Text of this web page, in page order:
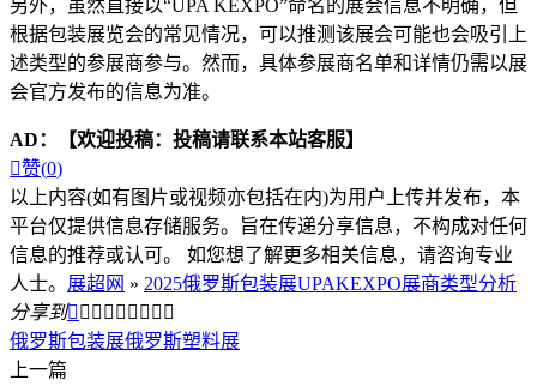
另外，虽然直接以“UPA KEXPO”命名的展会信息不明确，但
根据包装展览会的常见情况，可以推测该展会可能也会吸引上
述类型的参展商参与。然而，具体参展商名单和详情仍需以展
会官方发布的信息为准。
AD：
【欢迎投稿：投稿请联系本站客服】
赞(0)
以上内容(如有图片或视频亦包括在内)为用户上传并发布，本
平台仅提供信息存储服务。旨在传递分享信息，不构成对任何
信息的推荐或认可。 如您想了解更多相关信息，请咨询专业
人士。 展超网 » 2025俄罗斯包装展UPAKEXPO展商类型分析
分享到        
俄罗斯包装展俄罗斯塑料展
上一篇